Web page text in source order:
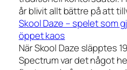
år blivit allt bättre på att
Skool Daze – spelet som
öppet kaos
När Skool Daze släpptes
Spectrum var det något